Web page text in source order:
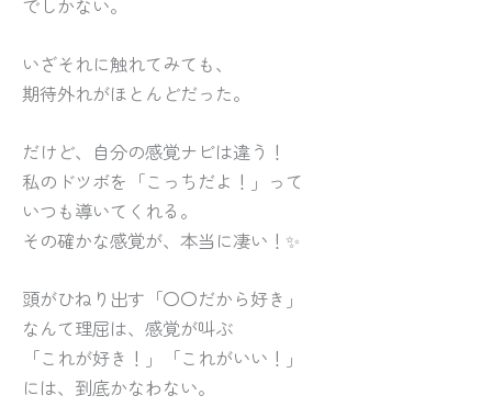
いざそれに触れてみても、
期待外れがほとんどだった。
だけど、自分の感覚ナビは違う！
私のドツボを「こっちだよ！」って
いつも導いてくれる。
その確かな感覚が、本当に凄い！✨
頭がひねり出す「〇〇だから好き」
なんて理屈は、感覚が叫ぶ
「これが好き！」「これがいい！」
には、到底かなわない。